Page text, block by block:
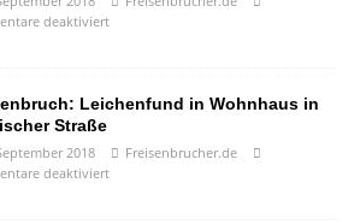
deaktiviert
Leichenfund in Wohnhaus in
Straße
2018
Freisenbrucher.de
deaktiviert